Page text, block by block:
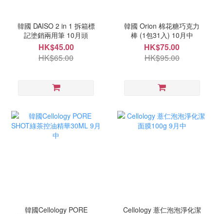
韓國 DAISO 2 in 1 拆箱標
記塗銷兩用筆 10月頭
HK$45.00
HK$65.00
韓國 Orion 棉花糖巧克力
棒 (1包31入) 10月中
HK$75.00
HK$95.00
韓國Cellology PORE
Cellology 薏仁泡泡淨化潔